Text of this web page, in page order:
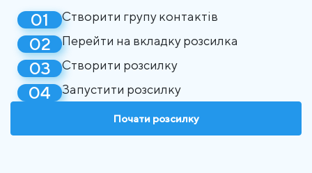
Створити групу контактів
Перейти на вкладку розсилка
Створити розсилку
Запустити розсилку
Почати розсилку